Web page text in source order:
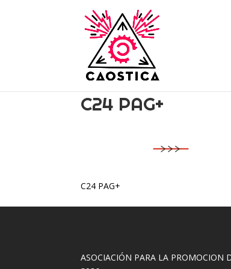
C24 PAG+
C24 PAG+
ASOCIACIÓN PARA LA PROMOCION